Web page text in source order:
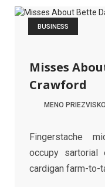
BUSINESS
Misses
Crawford
MENO PRIEZVISKO
Fingerstache
occupy sartorial
cardigan farm-to-